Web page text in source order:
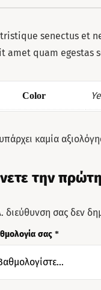
senectus et
amet quam
Color
καμία
την
διεύθυνση σας δεν
σας *